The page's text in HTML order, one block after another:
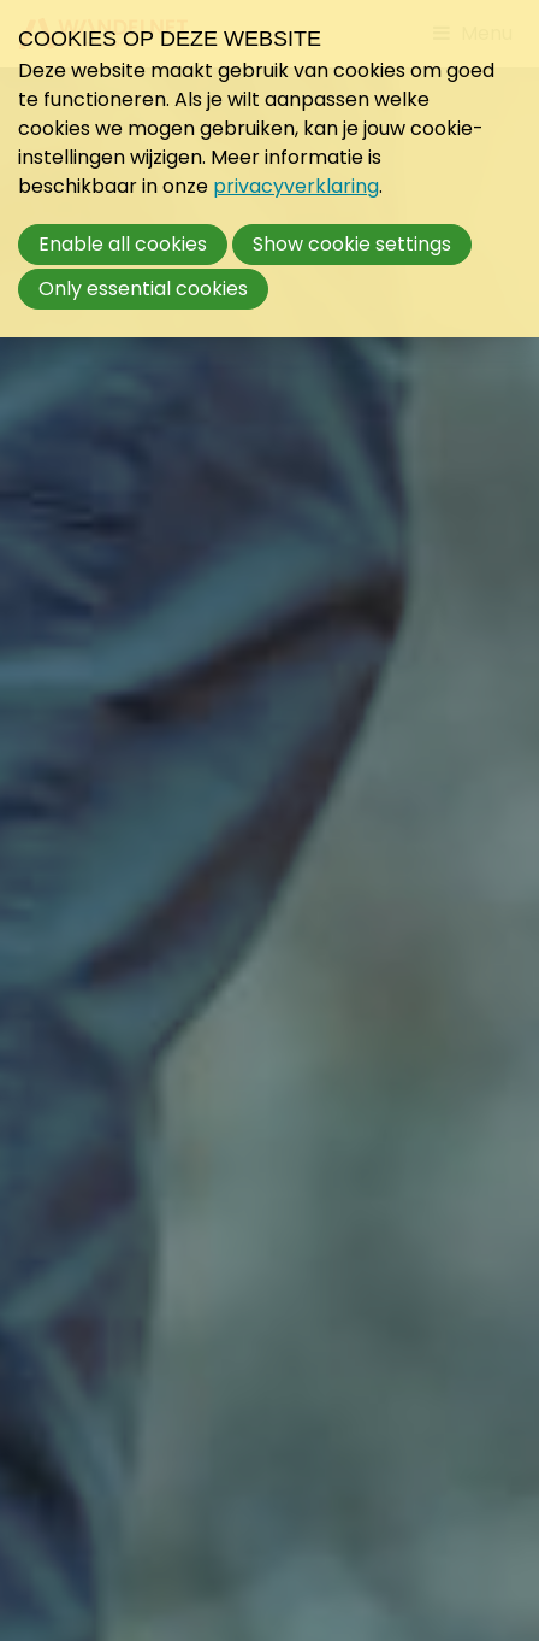
to
COOKIES OP DEZE WEBSITE
Deze website maakt gebruik van cookies om goed
te functioneren. Als je wilt aanpassen welke
cookies we mogen gebruiken, kan je jouw cookie-
instellingen wijzigen. Meer informatie is
beschikbaar in onze privacyverklaring.
Enable all cookies
Show cookie settings
Only essential cookies